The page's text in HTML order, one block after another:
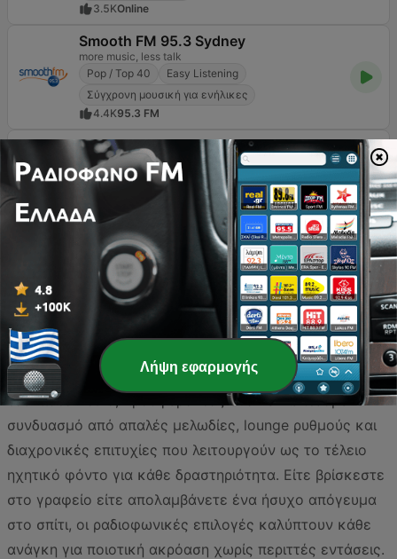
3.5KOnline
Smooth FM 95.3 Sydney
more music, less talk
Pop / Top 40
Easy Listening
Σύγχρονη μουσική για ενήλικες
4.4K95.3 FM
97.9 Home Radio
Natural!
Easy Listening
3.9K97.9 FM
Η Easy Listening μουσική αποτελεί το ιδανικό
καταφύγιο για όσους αναζητούν στιγμές ηρεμίας και
χαλάρωσης μέσα στην έντονη καθημερινότητα. Στην
Ελλάδα, το συγκεκριμένο είδος έχει αποκτήσει το δικό
του πιστό κοινό, προσφέροντας έναν εκλεπτυσμένο
συνδυασμό από απαλές μελωδίες, lounge ρυθμούς και
διαχρονικές επιτυχίες που λειτουργούν ως το τέλειο
ηχητικό φόντο για κάθε δραστηριότητα. Είτε βρίσκεστε
στο γραφείο είτε απολαμβάνετε ένα ήσυχο απόγευμα
στο σπίτι, οι ραδιοφωνικές επιλογές καλύπτουν κάθε
ανάγκη για ποιοτική ακρόαση χωρίς περιττές εντάσεις.
Λήψη εφαρμογής